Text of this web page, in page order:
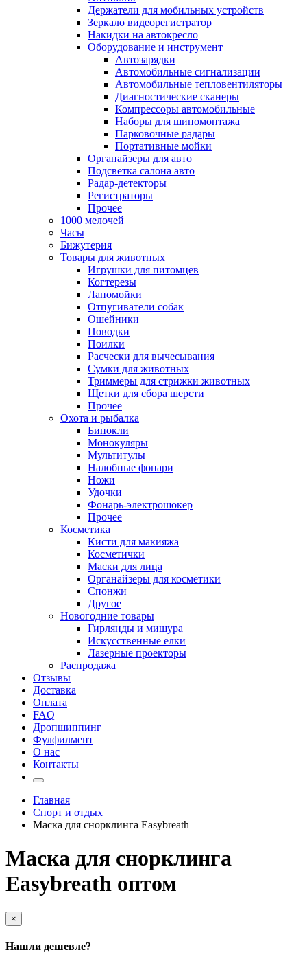
Держатели для мобильных устройств
Зеркало видеорегистратор
Накидки на автокресло
Оборудование и инструмент
Автозарядки
Автомобильные сигнализации
Автомобильные тепловентиляторы
Диагностические сканеры
Компрессоры автомобильные
Наборы для шиномонтажа
Парковочные радары
Портативные мойки
Органайзеры для авто
Подсветка салона авто
Радар-детекторы
Регистраторы
Прочее
1000 мелочей
Часы
Бижутерия
Товары для животных
Игрушки для питомцев
Когтерезы
Лапомойки
Отпугиватели собак
Ошейники
Поводки
Поилки
Расчески для вычесывания
Сумки для животных
Триммеры для стрижки животных
Щетки для сбора шерсти
Прочее
Охота и рыбалка
Бинокли
Монокуляры
Мультитулы
Налобные фонари
Ножи
Удочки
Фонарь-электрошокер
Прочее
Косметика
Кисти для макияжа
Косметички
Маски для лица
Органайзеры для косметики
Спонжи
Другое
Новогодние товары
Гирлянды и мишура
Искусственные елки
Лазерные проекторы
Распродажа
Отзывы
Доставка
Оплата
FAQ
Дропшиппинг
Фулфилмент
О нас
Контакты
Главная
Спорт и отдых
Маска для снорклинга Easybreath
Маска для снорклинга
Easybreath оптом
×
Нашли дешевле?